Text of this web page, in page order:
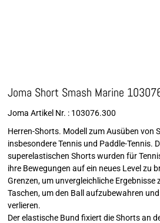
Joma Short Smash Marine
Joma Artikel Nr. : 103076.300
Herren-Shorts. Modell zum Ausüben von
insbesondere Tennis und Paddle-Tennis.
superelastischen Shorts wurden für
ihre Bewegungen auf ein neues Level zu
Grenzen, um unvergleichliche Ergebnisse
Taschen, um den Ball aufzubewahren
verlieren.
Der elastische Bund fixiert die Shorts an